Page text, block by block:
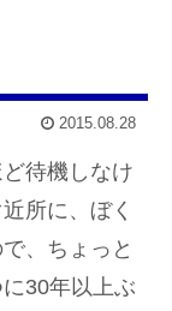
2015.08.28
待機しなけ
所に、ぼく
、ちょっと
30年以上ぶ